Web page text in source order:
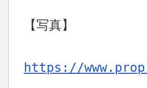
【写真】
https://